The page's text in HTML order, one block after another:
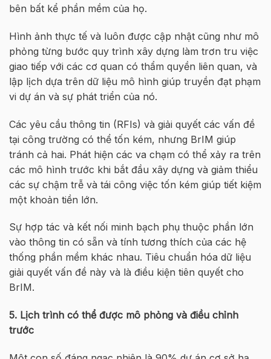
bên bất kể phần mềm của họ.
Hình ảnh thực tế và luôn được cập nhật cũng như mô
phỏng từng bước quy trình xây dựng làm trơn tru việc
giao tiếp với các cơ quan có thẩm quyền liên quan, và
lập lịch dựa trên dữ liệu mô hình giúp truyền đạt phạm
vi dự án và sự phát triển của nó.
Các yêu cầu thông tin (RFIs) và giải quyết các vấn đề
tại công trường có thể tốn kém, nhưng BrIM giúp
tránh cả hai. Phát hiện các va chạm có thể xảy ra trên
các mô hình trước khi bắt đầu xây dựng và giảm thiểu
các sự chậm trễ và tái công việc tốn kém giúp tiết kiệm
một khoản tiền lớn.
Sự hợp tác và kết nối minh bạch phụ thuộc phần lớn
vào thông tin có sẵn và tính tương thích của các hệ
thống phần mềm khác nhau. Tiêu chuẩn hóa dữ liệu
giải quyết vấn đề này và là điều kiện tiên quyết cho
BrIM.
5. Lịch trình có thể được mô phỏng và điều chỉnh
trước